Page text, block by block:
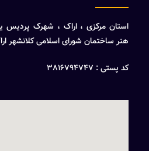
استان مرکزی ، اراک ، شهرک پردیس
هنر ساختمان شورای اسلامی کلانشهر
کد پستی : 3816794747